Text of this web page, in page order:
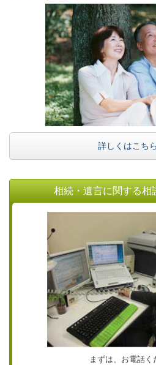
詳しくはこちら
相続・遺言に関する相
まずは、お電話く